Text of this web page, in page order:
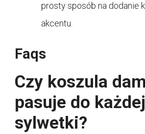
prosty sposób na dodanie
akcentu.
Faqs
Czy koszula
pasuje do każdej
sylwetki?